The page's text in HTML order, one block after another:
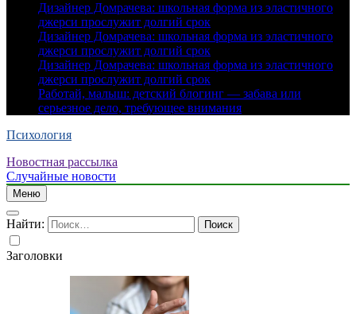
Дизайнер Домрачева: школьная форма из эластичного
джерси прослужит долгий срок
Дизайнер Домрачева: школьная форма из эластичного
джерси прослужит долгий срок
Дизайнер Домрачева: школьная форма из эластичного
джерси прослужит долгий срок
Работай, малыш: детский блогинг — забава или
серьезное дело, требующее внимания
Психология
Новостная рассылка
Случайные новости
Меню
Найти:
Заголовки